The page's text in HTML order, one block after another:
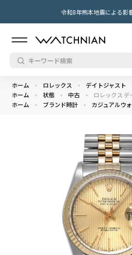
令和8年熊本地震による影
ホーム ロレックス デイトジャスト
ホーム
状態 中古
ロレックス
ホーム
ブランド時計 カジュアルウ